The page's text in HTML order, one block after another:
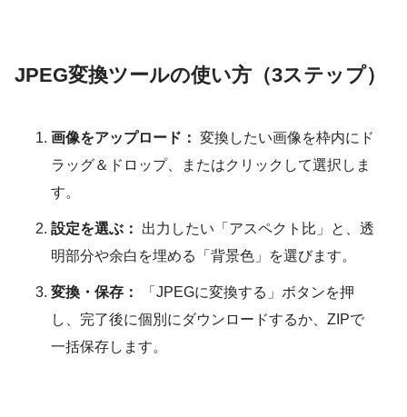
JPEG変換ツールの使い方（3ステップ）
画像をアップロード： 変換したい画像を枠内にド
ラッグ＆ドロップ、またはクリックして選択しま
す。
設定を選ぶ：
出力したい「アスペクト比」と、透
明部分や余白を埋める「背景色」を選びます。
変換・保存：
「JPEGに変換する」ボタンを押
し、完了後に個別にダウンロードするか、ZIPで
一括保存します。